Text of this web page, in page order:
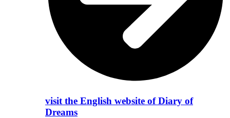
visit the English website of Diary of
Dreams